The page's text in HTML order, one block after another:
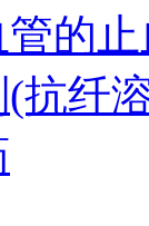
的
抗纤